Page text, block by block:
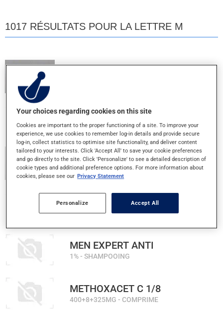
1017 RÉSULTATS POUR LA LETTRE M
MALTLEVOL 12
LIQUIDE ORAL
MCAL 500 MG
500MG - COMPRIME
MEGA SWISS ONE 25 MULTI
COMPRIME
MEN EXPERT ANTI
1% - SHAMPOOING
METHOXACET C 1/8
400+8+325MG - COMPRIME
Your choices regarding cookies on this site
Cookies are important to the proper functioning of a site. To improve your
experience, we use cookies to remember log-in details and provide secure
log-in, collect statistics to optimise site functionality, and deliver content
tailored to your interests. Click 'Accept All' to save your cookie preferences
and go directly to the site. Click 'Personalize' to see a detailed description of
cookie types and additional preference options. For more information about
cookies, please see our Privacy Statement
Personalize Accept All